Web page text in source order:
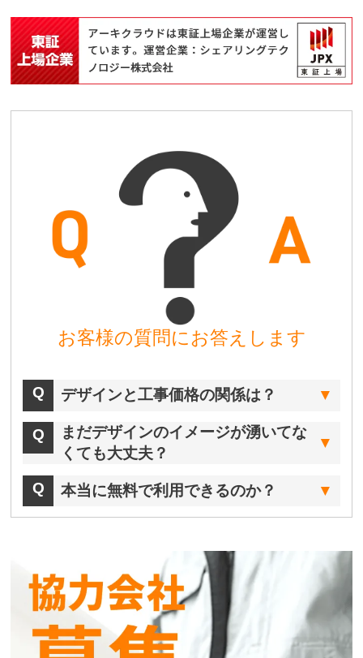
お客様の質問にお答えします
デザインと工事価格の関係は？
まだデザインのイメージが湧いてな
くても大丈夫？
本当に無料で利用できるのか？